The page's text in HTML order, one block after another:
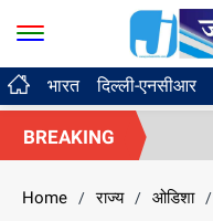
भारत दिल्ली-एनसीआर
BREAKING
Home / राज्य / ओडिशा /